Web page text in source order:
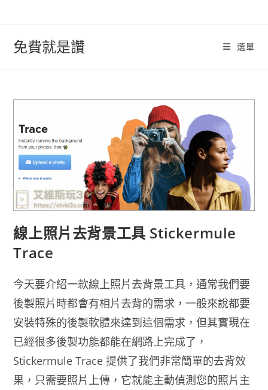
免費就是讚 選單
線上照片去背景工具 Stickermule
Trace
今天要介紹一款線上照片去背景工具，通常我們要
後製照片時都會有相片去背的需求，一般來說都要
安裝特殊的後製軟體來達到這個需求，但其實現在
已經很多後製功能都能在網路上完成了，
Stickermule Trace 提供了我們非常簡單的去背效
果，只需要照片上傳，它就能主動偵測您的照片主